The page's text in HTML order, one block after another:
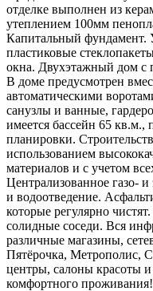
отделке выполнен из
утеплением 100мм
Капитальный фундамент.
пластиковые
окна. Двухэтажный дом с
В доме предусмотрен
автоматическими
санузлы и ванные,
имеется бассейн 65
планировки.
использованием
материалов и с учетом
Централизованное газо-
и водоотведение.
которые регулярно
солидные соседи. Вся
различные магазины,
Пятёрочка, Метрополис,
центры, салоны красоты
комфортного проживания!